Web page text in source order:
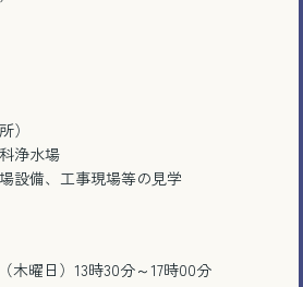
）
浄水場
設備、工事現場等の見学
木曜日）13時30分～17時00分